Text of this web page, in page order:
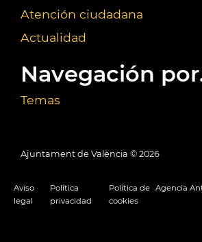
Atención ciudadana
Actualidad
Navegación
Temas
Ajuntament de València © 2026
Aviso
legal
Política
privacidad
Política de
cookies
Agencia